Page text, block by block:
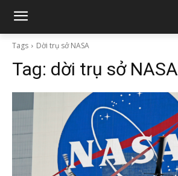
Tags Dời trụ sở NASA
Tag: dời trụ sở NASA